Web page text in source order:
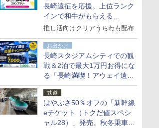
長崎遠征を応援。上位ランク
インで和牛がもらえる
「GO！GO！長崎スタンプラ
推し活向けクリアうちわも配布
お出かけ
長崎スタジアムシティでの観
戦＆2泊で最大1万円お得にな
る「長崎満喫！アウェイ遠征
応援キャンペーン」
鉄道
はやぶさ50％オフの「新幹線
eチケット（トクだ値スペシ
ャル28）」発売。秋冬乗車